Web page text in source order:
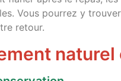
Vous pourrez y
retour.